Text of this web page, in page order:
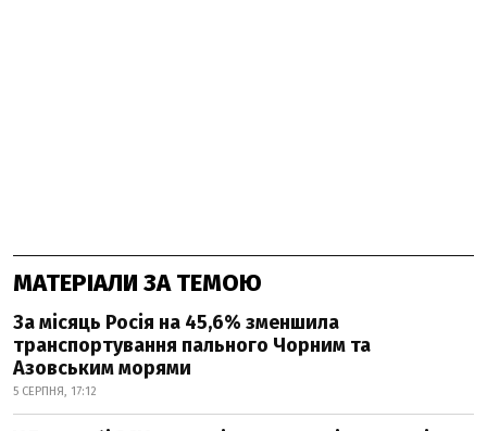
МАТЕРІАЛИ ЗА ТЕМОЮ
За місяць Росія на 45,6% зменшила
транспортування пального Чорним та
Азовським морями
5 СЕРПНЯ, 17:12